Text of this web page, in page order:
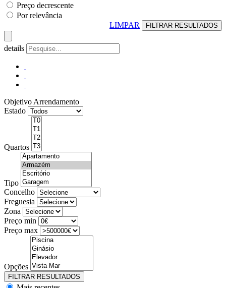
Preço decrescente
Por relevância
LIMPAR
details
Objetivo Arrendamento
Estado
Quartos
Tipo
Concelho
Freguesia
Zona
Preço min
Preço max
Opções